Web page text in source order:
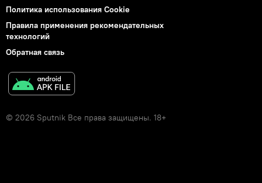
Политика использования Cookie
Правила применения рекомендательных
технологий
Обратная связь
© 2026 Sputnik Все права защищены. 18+